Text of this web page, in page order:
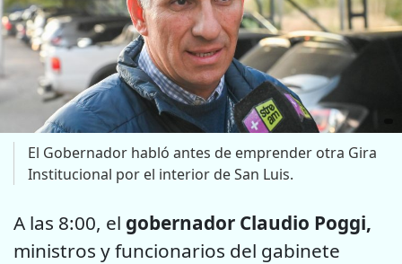
El Gobernador habló antes de emprender otra Gira
Institucional por el interior de San Luis.
A las 8:00, el gobernador Claudio Poggi,
ministros y funcionarios del gabinete